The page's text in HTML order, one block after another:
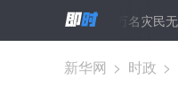
尚有3.8万名灾民无固定居所
新华网 > 时政 >